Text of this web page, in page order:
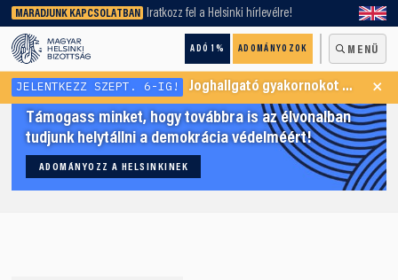
MARADJUNK KAPCSOLATBAN Iratkozz fel a Helsinki hírlevélre!
ADÓ 1% ADOMÁNYOZOK MENÜ
keresőnket!
JELENTKEZZ SZEPT. 6-IG! Joghallgató gyakornokot keresünk Menekültügyi Programunkba ×
Támogass minket, hogy továbbra is az élvonalban
tudjunk helytállni a demokrácia védelméért!
ADOMÁNYOZZ A HELSINKINEK